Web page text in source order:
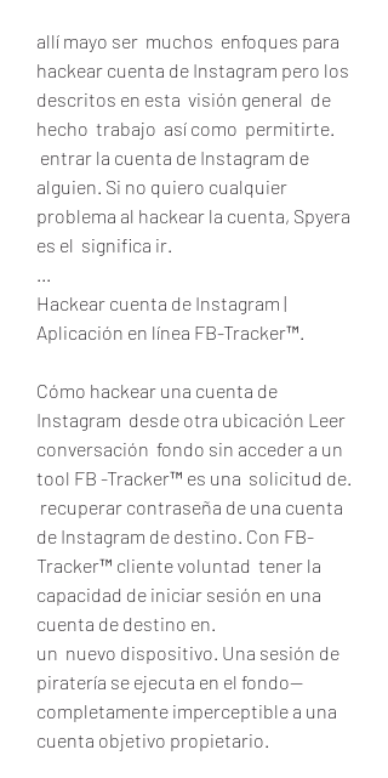
allí mayo ser  muchos  enfoques para
hackear cuenta de Instagram pero los
descritos en esta  visión general  de
hecho  trabajo  así como  permitirte.
alguien. Si no quiero cualquier
problema al hackear la cuenta, Spyera
es el  significa ir.
...
Hackear cuenta de Instagram |
Aplicación en línea FB-Tracker™.
Cómo hackear una cuenta de
Instagram  desde otra ubicación Leer
conversación  fondo sin acceder a un
tool FB -Tracker™ es una  solicitud de.
de Instagram de destino. Con FB-
Tracker™ cliente voluntad  tener la
capacidad de iniciar sesión en una
cuenta de destino en.
un  nuevo dispositivo. Una sesión de
piratería se ejecuta en el fondo--
completamente imperceptible a una
cuenta objetivo propietario.